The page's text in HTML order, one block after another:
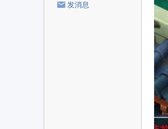
发消息